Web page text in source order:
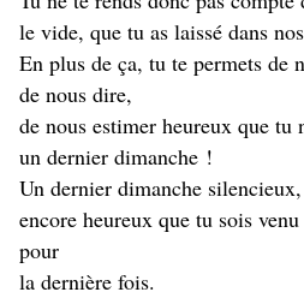
le vide, que tu as laissé dans
En plus de ça, tu te permets de
de nous dire,
de nous estimer heureux que tu
un dernier dimanche !
Un dernier dimanche silencieux,
encore heureux que tu sois
pour
la dernière fois.